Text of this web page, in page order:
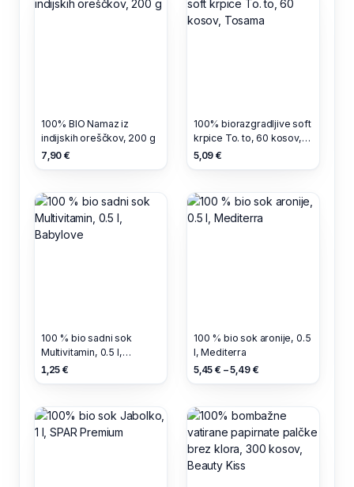
100% BIO Namaz iz
indijskih oreščkov, 200 g
7,90 €
100% biorazgradljive soft
krpice To. to, 60 kosov,
Tosama
5,09 €
100 % bio sadni sok
Multivitamin, 0.5 l,
Babylove
1,25 €
100 % bio sok aronije, 0.5
l, Mediterra
5,45 € – 5,49 €